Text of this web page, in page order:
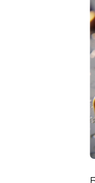
039
25, Івано-
035 (ТРЦ
Мудрого, 40, Біла